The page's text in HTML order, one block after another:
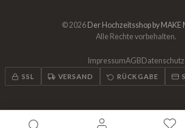
© 2026 Der Hochzeitsshop by MAKE
Alle Rechte vorbehalten.
ImpressumAGB Datenschutz
SSL VERSAND RÜCKGABE